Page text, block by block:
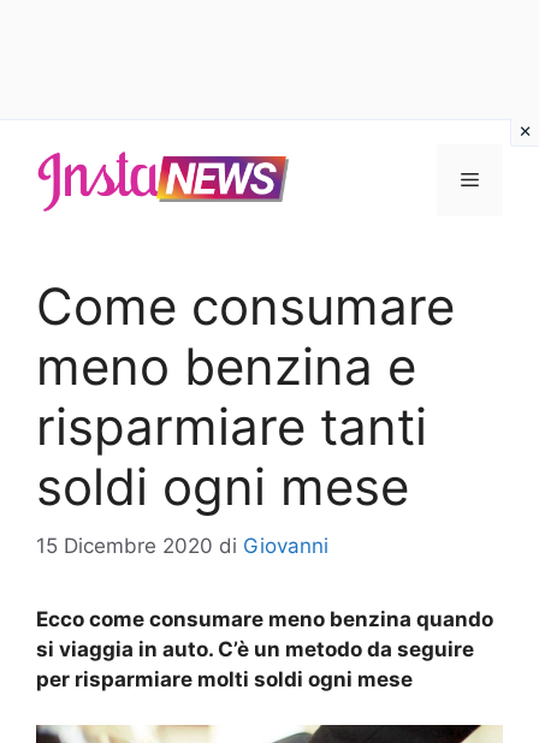
contenuto
Menu
Come consumare
meno benzina e
risparmiare tanti
soldi ogni mese
15 Dicembre 2020 di Giovanni
Ecco come consumare meno benzina quando
si viaggia in auto. C’è un metodo da seguire
per risparmiare molti soldi ogni mese